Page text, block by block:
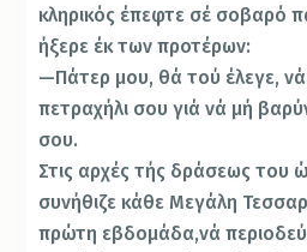
κληρικός έπεφτε σέ σοβαρό
ήξερε έκ των προτέρων:
—Πάτερ μου, θά τού έλεγε,
πετρα­χήλι σου γιά νά μή
σου.
Στις αρχές τής δράσεως του
συνήθιζε κάθε Μεγάλη
πρώτη εβδο­μάδα,νά